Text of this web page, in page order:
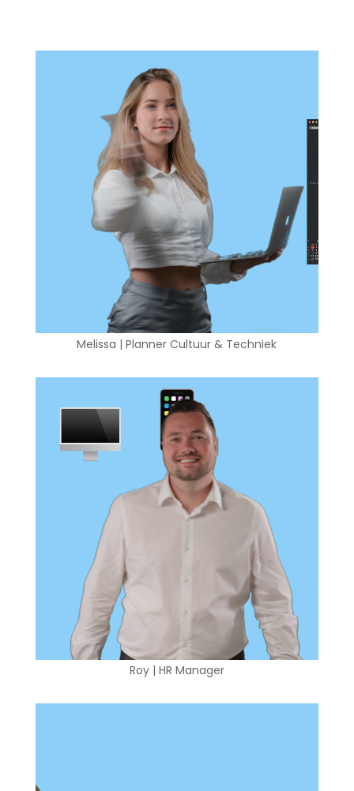
Melissa | Planner Cultuur & Techniek
Roy | HR Manager